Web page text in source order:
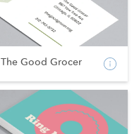
The Good Grocer